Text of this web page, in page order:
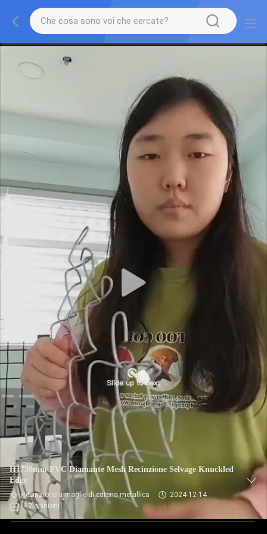
H1730mm PVC Diamante Mesh Recinzione Selvage Knuckled
Edge
Recinzione a maglie di catena metallica
2024-12-14
42 opinioni